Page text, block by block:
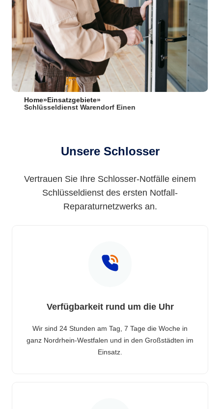
Home» Einsatzgebiete»
Schlüsseldienst Warendorf Einen
Unsere Schlosser
Vertrauen Sie Ihre Schlosser-Notfälle einem
Schlüsseldienst des ersten Notfall-
Reparaturnetzwerks an.
Verfügbarkeit rund um die Uhr
Wir sind 24 Stunden am Tag, 7 Tage die Woche in
ganz Nordrhein-Westfalen und in den Großstädten im
Einsatz.